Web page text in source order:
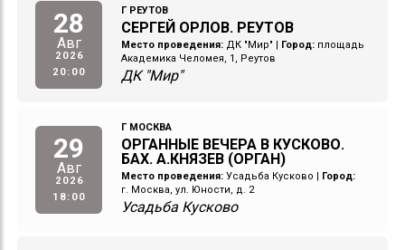
28
Авг
2026
20:00
Г РЕУТОВ
СЕРГЕЙ ОРЛОВ. РЕУТОВ
Место проведения: ДК "Мир" | Город: площадь
Академика Челомея, 1, Реутов
ДК "Мир"
29
Авг
2026
18:00
Г МОСКВА
ОРГАННЫЕ ВЕЧЕРА В КУСКОВО.
БАХ. А.КНЯЗЕВ (ОРГАН)
Место проведения: Усадьба Кусково
Город:
г. Москва, ул. Юности, д. 2
Усадьба Кусково